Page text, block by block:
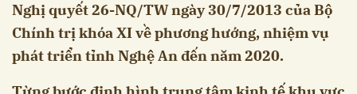
Nghị quyết 26-NQ/TW ngày 30/7/2013 của Bộ
Chính trị khóa XI về phương hướng, nhiệm vụ
phát triển tỉnh Nghệ An đến năm 2020.